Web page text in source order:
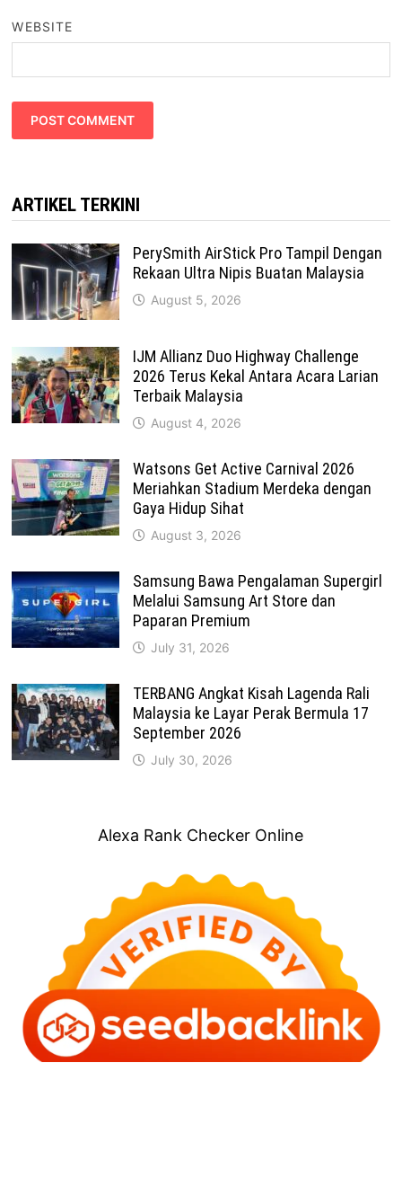
WEBSITE
ARTIKEL TERKINI
PerySmith AirStick Pro Tampil Dengan
Rekaan Ultra Nipis Buatan Malaysia
August 5, 2026
IJM Allianz Duo Highway Challenge
2026 Terus Kekal Antara Acara Larian
Terbaik Malaysia
August 4, 2026
Watsons Get Active Carnival 2026
Meriahkan Stadium Merdeka dengan
Gaya Hidup Sihat
August 3, 2026
Samsung Bawa Pengalaman Supergirl
Melalui Samsung Art Store dan
Paparan Premium
July 31, 2026
TERBANG Angkat Kisah Lagenda Rali
Malaysia ke Layar Perak Bermula 17
September 2026
July 30, 2026
Alexa Rank Checker Online